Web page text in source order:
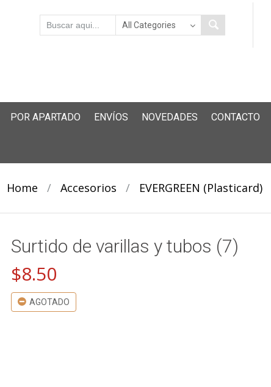
POR APARTADO ENVÍOS NOVEDADES CONTACTO
Home / Accesorios / EVERGREEN (Plasticard)
Surtido de varillas y tubos (7)
$8.50
AGOTADO